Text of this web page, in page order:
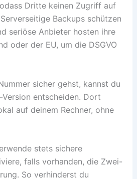
Dritte keinen Zugriff auf
Backups schützen
seriöse Anbieter hosten ihre
oder der EU, um die DSGVO
sicher gehst, kannst du
entscheiden. Dort
auf deinem Rechner, ohne
stets sichere
falls vorhanden, die Zwei-
So verhinderst du